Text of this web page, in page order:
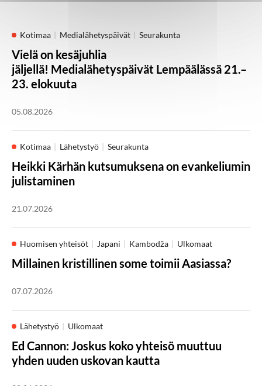
Kotimaa Medialähetyspäivät Seurakunta
Vielä on kesäjuhlia
jäljellä! Medialähetyspäivät Lempäälässä 21.–
23. elokuuta
05.08.2026
Kotimaa Lähetystyö Seurakunta
Heikki Kärhän kutsumuksena on evankeliumin
julistaminen
21.07.2026
Huomisen yhteisöt Japani Kambodža Ulkomaat
Millainen kristillinen some toimii Aasiassa?
07.07.2026
Lähetystyö Ulkomaat
Ed Cannon: Joskus koko yhteisö muuttuu
yhden uuden uskovan kautta